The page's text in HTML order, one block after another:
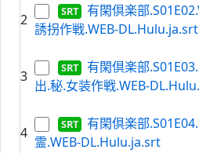
2
有閑倶楽部
誘拐作戦.WEB-DL.Hulu.ja.srt
3
有閑倶楽部
出.秘.女装作戦.WEB-
4
有閑倶楽部
霊.WEB-DL.Hulu.ja.srt